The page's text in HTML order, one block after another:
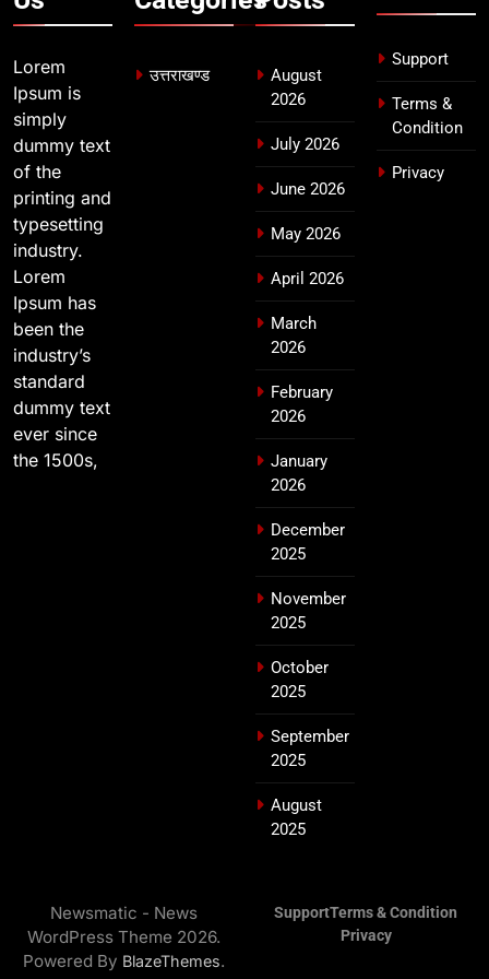
देहरादून में स्कूल बंद
Lorem
Ipsum is
simply
dummy text
of the
printing and
typesetting
industry.
Lorem
Ipsum has
been the
industry’s
standard
dummy text
ever since
the 1500s,
उत्तराखण्ड
August
2026
July 2026
June 2026
May 2026
April 2026
March
2026
February
2026
January
2026
December
2025
November
2025
October
2025
September
2025
August
2025
Support
Terms &
Condition
Privacy
Newsmatic - News
WordPress Theme 2026.
Powered By BlazeThemes.
SupportTerms & Condition
Privacy